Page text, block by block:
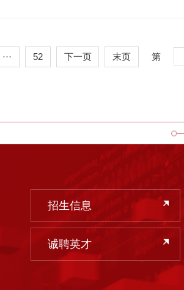
··· 52 下一页 末页 第
招生信息
诚聘英才